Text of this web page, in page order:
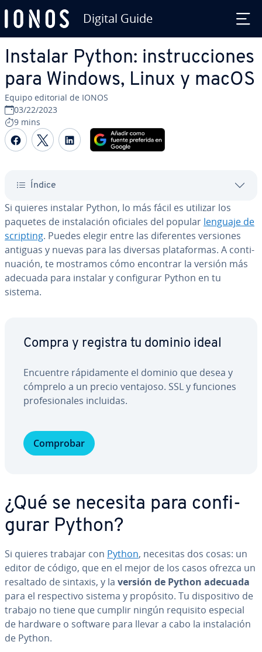
Digital Guide
Instalar Python: in­s­tru­c­cio­nes
para Windows, Linux y macOS
Equipo editorial de IONOS
03/22/2023
9 mins
Compartir Facebook
Compartir Twitter
Compartir LinkedIn
Índice
Si quieres instalar Python, lo más fácil es utilizar los
paquetes de in­s­ta­la­ción oficiales del popular lenguaje de
scripting. Puedes elegir entre las di­fe­re­n­tes versiones
antiguas y nuevas para las diversas pla­ta­fo­r­mas. A co­n­ti­
nua­ción, te mostramos cómo encontrar la versión más
adecuada para instalar y co­n­fi­gu­rar Python en tu
sistema.
Compra y registra tu dominio ideal
Encuentre rá­pi­da­me­n­te el dominio que desea y
cómprelo a un precio ventajoso. SSL y funciones
pro­fe­sio­na­les incluidas.
Comprobar
¿Qué se necesita para co­n­fi­
gu­rar Python?
Si quieres trabajar con Python, necesitas dos cosas: un
editor de código, que en el mejor de los casos ofrezca un
resaltado de sintaxis, y la versión de Python adecuada
para el re­s­pe­c­ti­vo sistema y propósito. Tu di­s­po­si­ti­vo de
trabajo no tiene que cumplir ningún requisito especial
de hardware o software para llevar a cabo la in­s­ta­la­ción
de Python.